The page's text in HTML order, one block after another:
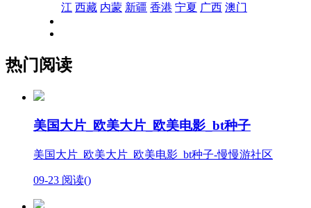
江 西藏 内蒙 新疆 香港 宁夏 广西 澳门
热门阅读
美国大片_欧美大片_欧美电影_bt种子
美国大片_欧美大片_欧美电影_bt种子-慢慢游社区
09-23 阅读()